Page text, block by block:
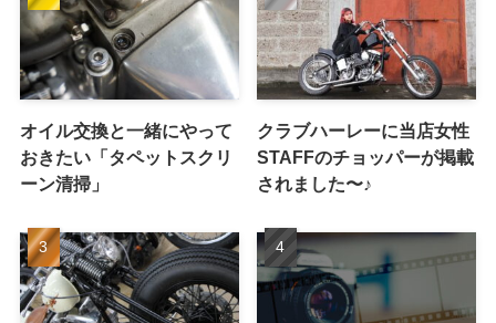
オイル交換と一緒にやって
おきたい「タペットスクリ
ーン清掃」
クラブハーレーに当店女性
STAFFのチョッパーが掲載
されました〜♪